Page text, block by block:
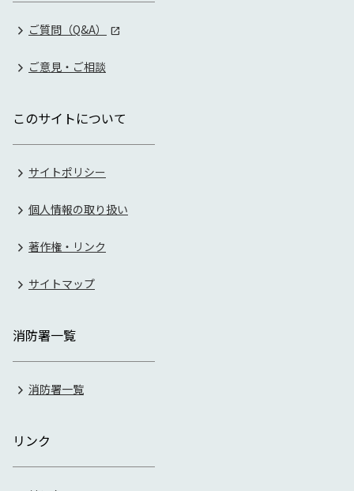
ご質問（Q&A）
ご意見・ご相談
このサイトについて
サイトポリシー
個人情報の取り扱い
著作権・リンク
サイトマップ
消防署一覧
消防署一覧
リンク